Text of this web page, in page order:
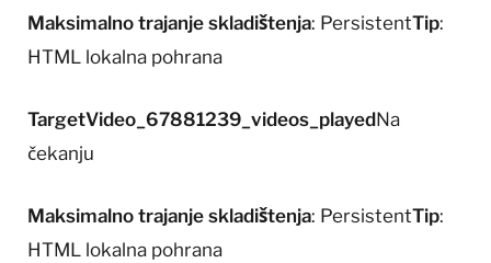
Maksimalno trajanje skladištenja: PersistentTip:
HTML lokalna pohrana
TargetVideo_67881239_videos_playedNa
čekanju
Maksimalno trajanje skladištenja: PersistentTip:
HTML lokalna pohrana